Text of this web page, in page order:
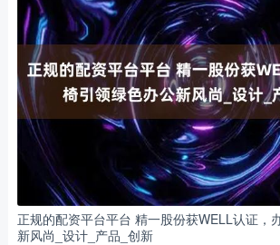
正规的配资平台平台 精一股份获WELL认证，
新风尚_设计_产品_创新